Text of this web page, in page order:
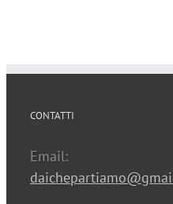
CONTATTI
Email: